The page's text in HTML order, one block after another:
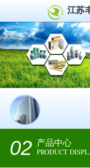
江苏
02 产品中心
PRODUCT